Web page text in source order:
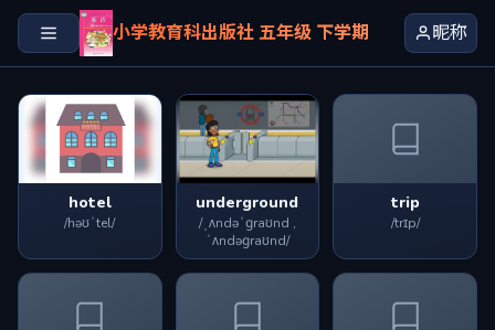
小学教育科出版社 五年级 下学期 昵称
hotel
/həʊˈtel/
underground
/ˌʌndəˈɡraʊnd ,
ˈʌndəɡraʊnd/
trip
/trɪp/